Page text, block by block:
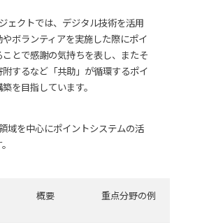
ェクトでは、デジタル技術を活用
やボランティアを実施した際にポイ
とで感謝の気持ちを表し、またそ
するなど「共助」が循環するポイ
を目指しています。
域を中心にポイントシステムの活
概要 重点分野の例